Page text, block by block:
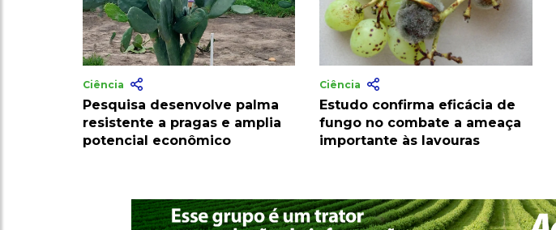
Ciência
Pesquisa desenvolve palma
resistente a pragas e amplia
potencial econômico
Ciência
Estudo confirma eficácia de
fungo no combate a ameaça
importante às lavouras